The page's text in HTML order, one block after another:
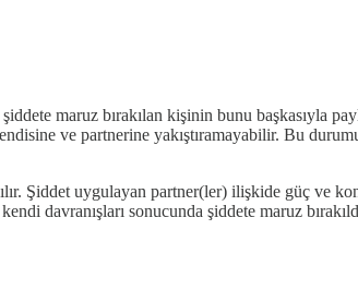
maruz bırakılan kişinin bunu başkasıyla
ve partnerine yakıştıramayabilir. Bu
Şiddet uygulayan partner(ler) ilişkide güç ve
davranışları sonucunda şiddete maruz